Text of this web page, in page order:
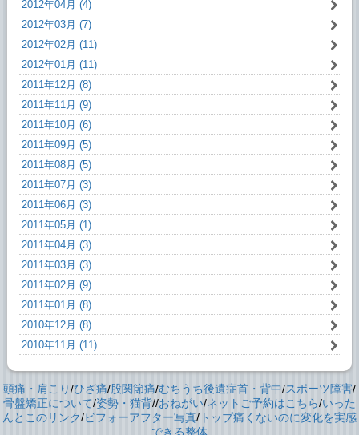
2012年04月 (4)
2012年03月 (7)
2012年02月 (11)
2012年01月 (11)
2011年12月 (8)
2011年11月 (9)
2011年10月 (6)
2011年09月 (5)
2011年08月 (5)
2011年07月 (3)
2011年06月 (3)
2011年05月 (1)
2011年04月 (3)
2011年03月 (3)
2011年02月 (9)
2011年01月 (8)
2010年12月 (8)
2010年11月 (11)
頭痛・肩こり/ひざ痛/股関節痛/むちうち後遺症首・背中/スポーツ障害/
骨盤矯正について/姿勢・猫背//おねがい/ネットご予約はこちら/いった
んとこのリンク/ビフォーアフター写真/ トップ痛くないのに変化を実感
できる整体